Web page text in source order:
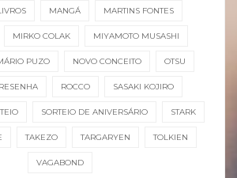
MANGÁ MARTINS FONTES
MIRKO COLAK MIYAMOTO MUSASHI
PUZO NOVO CONCEITO OTSU
RESENHA ROCCO SASAKI KOJIRO
SORTEIO DE ANIVERSÁRIO STARK
TAKEZO TARGARYEN TOLKIEN
VAGABOND